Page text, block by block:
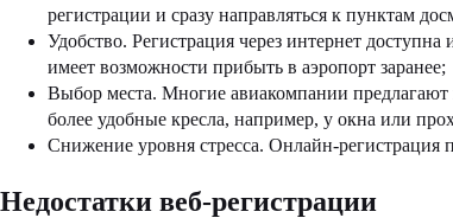
регистрации и сразу направляться к пунктам
Удобство. Регистрация через интернет
имеет возможности прибыть в аэропорт заранее;
Выбор места. Многие авиакомпании предлагают
более удобные кресла, например, у окна или
Снижение уровня стресса. Онлайн-регистрация
Недостатки веб-регистрации